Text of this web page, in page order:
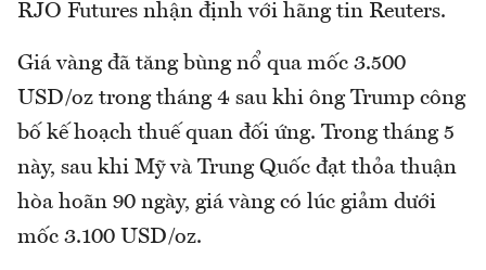
RJO Futures nhận định với hãng tin Reuters.
Giá vàng đã tăng bùng nổ qua mốc 3.500
USD/oz trong tháng 4 sau khi ông Trump công
bố kế hoạch thuế quan đối ứng. Trong tháng 5
này, sau khi Mỹ và Trung Quốc đạt thỏa thuận
hòa hoãn 90 ngày, giá vàng có lúc giảm dưới
mốc 3.100 USD/oz.